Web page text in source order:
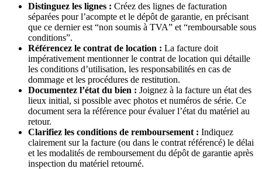
Distinguez les lignes : Créez des lignes de facturation
séparées pour l’acompte et le dépôt de garantie, en précisant
que ce dernier est “non soumis à TVA” et “remboursable sous
conditions”.
Référencez le contrat de location : La facture doit
impérativement mentionner le contrat de location qui détaille
les conditions d’utilisation, les responsabilités en cas de
dommage et les procédures de restitution.
Documentez l’état du bien : Joignez à la facture un état des
lieux initial, si possible avec photos et numéros de série. Ce
document sera la référence pour évaluer l’état du matériel au
retour.
Clarifiez les conditions de remboursement : Indiquez
clairement sur la facture (ou dans le contrat référencé) le délai
et les modalités de remboursement du dépôt de garantie après
inspection du matériel retourné.